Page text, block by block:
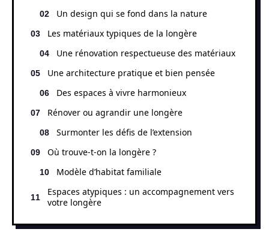
Un design qui se fond dans la nature
Les matériaux typiques de la longère
Une rénovation respectueuse des matériaux
Une architecture pratique et bien pensée
Des espaces à vivre harmonieux
Rénover ou agrandir une longère
Surmonter les défis de l’extension
Où trouve-t-on la longère ?
Modèle d’habitat familiale
Espaces atypiques : un accompagnement vers
votre longère